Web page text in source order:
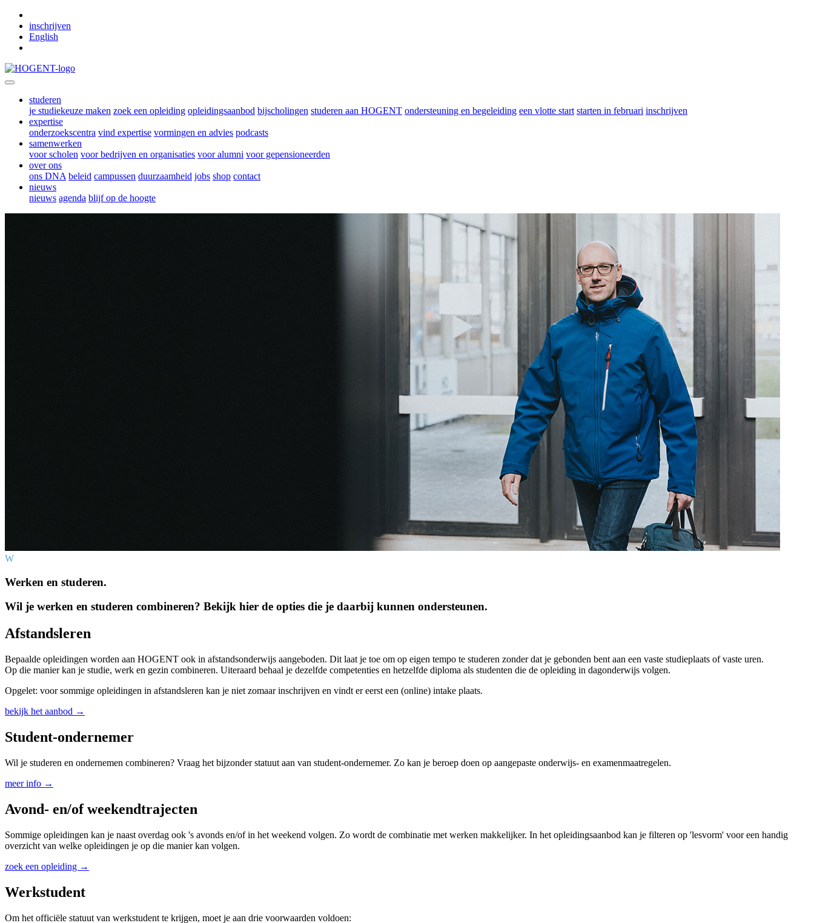
inschrijven
English
studeren
je studiekeuze maken zoek een opleiding opleidingsaanbod bijscholingen studeren aan HOGENT ondersteuning en begeleiding een vlotte start starten in februari inschrijven
expertise
onderzoekscentra vind expertise vormingen en advies podcasts
samenwerken
voor scholen voor bedrijven en organisaties voor alumni voor gepensioneerden
over ons
ons DNA beleid campussen duurzaamheid jobs shop contact
nieuws
nieuws agenda blijf op de hoogte
W
Werken en studeren.
Wil je werken en studeren combineren? Bekijk hier de opties die je daarbij kunnen ondersteunen.
Afstandsleren
Bepaalde opleidingen worden aan HOGENT ook in afstands­onderwijs aangeboden. Dit laat je toe om op eigen tempo te studeren zonder dat je gebonden bent aan een vaste studie­plaats of vaste uren.
Op die manier kan je studie, werk en gezin combineren. Uiteraard behaal je dezelfde competenties en hetzelfde diploma als studenten die de opleiding in dagonderwijs volgen.
Opgelet: voor sommige opleidingen in afstandsleren kan je niet zomaar inschrijven en vindt er eerst een (online) intake plaats.
bekijk het aanbod →
Student-ondernemer
Wil je studeren en ondernemen combineren? Vraag het bijzonder statuut aan van student-ondernemer. Zo kan je beroep doen op aangepaste onderwijs- en examen­maatregelen.
meer info →
Avond- en/of weekend­trajecten
Sommige opleidingen kan je naast overdag ook 's avonds en/of in het weekend volgen. Zo wordt de combinatie met werken makkelijker. In het opleidings­aanbod kan je filteren op 'lesvorm' voor een handig
overzicht van welke opleidingen je op die manier kan volgen.
zoek een opleiding →
Werkstudent
Om het officiële statuut van werkstudent te krijgen, moet je aan drie voorwaarden voldoen: